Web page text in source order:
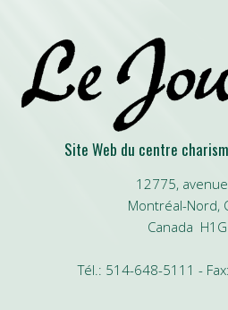
Site Web du centre
12775,
Montréal-Nord,
Canada
Tél.: 514-648-5111 -